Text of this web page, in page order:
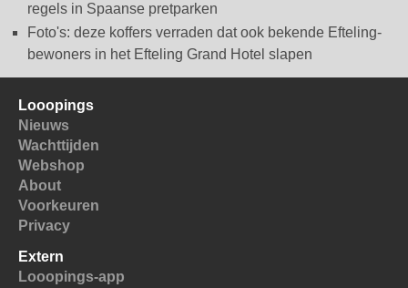
regels in Spaanse pretparken
Foto's: deze koffers verraden dat ook bekende Efteling-
bewoners in het Efteling Grand Hotel slapen
Looopings
Nieuws
Wachttijden
Webshop
About
Voorkeuren
Privacy
Extern
Looopings-app